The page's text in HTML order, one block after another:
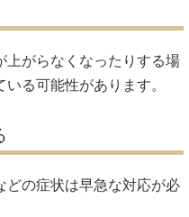
上がらなくなったりする場
る可能性があります。
どの症状は早急な対応が必